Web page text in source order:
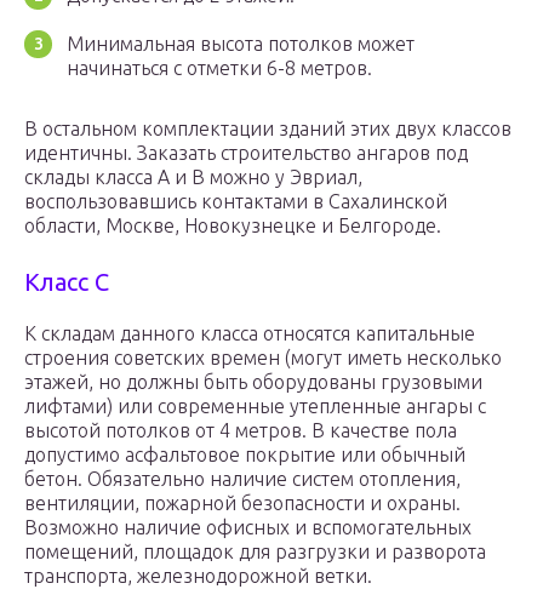
Минимальная высота потолков может
начинаться с отметки 6-8 метров.
В остальном комплектации зданий этих двух классов
идентичны. Заказать строительство ангаров под
склады класса А и В можно у Эвриал,
воспользовавшись контактами в Сахалинской
области, Москве, Новокузнецке и Белгороде.
Класс C
К складам данного класса относятся капитальные
строения советских времен (могут иметь несколько
этажей, но должны быть оборудованы грузовыми
лифтами) или современные утепленные ангары с
высотой потолков от 4 метров. В качестве пола
допустимо асфальтовое покрытие или обычный
бетон. Обязательно наличие систем отопления,
вентиляции, пожарной безопасности и охраны.
Возможно наличие офисных и вспомогательных
помещений, площадок для разгрузки и разворота
транспорта, железнодорожной ветки.